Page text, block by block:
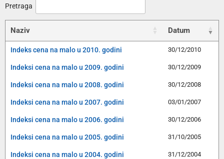
Pretraga
Naziv Datum
Indeks cena na malo u 2010. godini 30/12/2010
Indeksi cena na malo u 2009. godini 30/12/2009
Indeksi cena na malo u 2008. godini 30/12/2008
Indeksi cena na malo u 2007. godini 03/01/2007
Indeksi cena na malo u 2006. godini 30/12/2006
Indeksi cena na malo u 2005. godini 31/10/2005
Indeksi cena na malo u 2004. godini 31/12/2004